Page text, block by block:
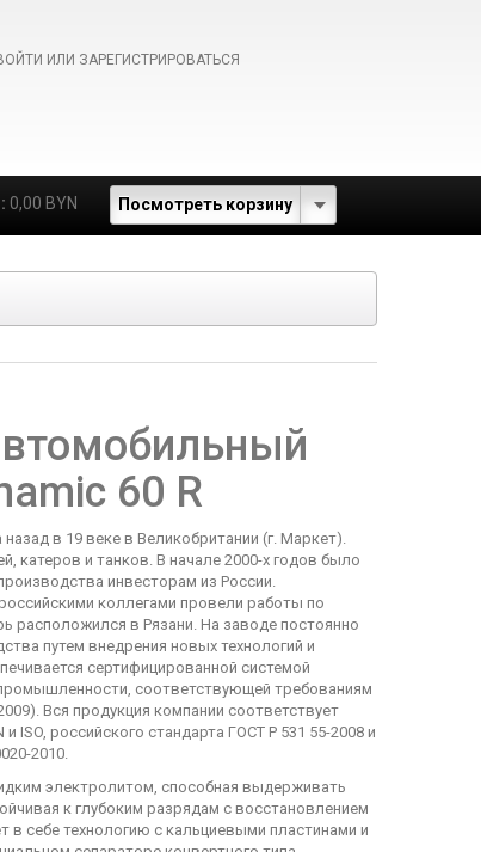
ИЛИ ЗАРЕГИСТРИРОВАТЬСЯ
0,00 BYN Посмотреть корзину
60 R
в 19 веке в Великобритании (г. Маркет).
катеров и танков. В начале 2000-х годов было
инвесторам из России.
коллегами провели работы по
расположился в Рязани. На заводе постоянно
путем внедрения новых технологий и
сертифицированной системой
соответствующей требованиям
Вся продукция компании соответствует
ISO, российского стандарта ГОСТ Р 531 55-2008 и
2010.
электролитом, способная выдерживать
к глубоким разрядам с восстановлением
в себе технологию с кальциевыми пластинами и